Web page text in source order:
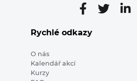
Rychlé odkazy
O nás
Kalendář akcí
Kurzy